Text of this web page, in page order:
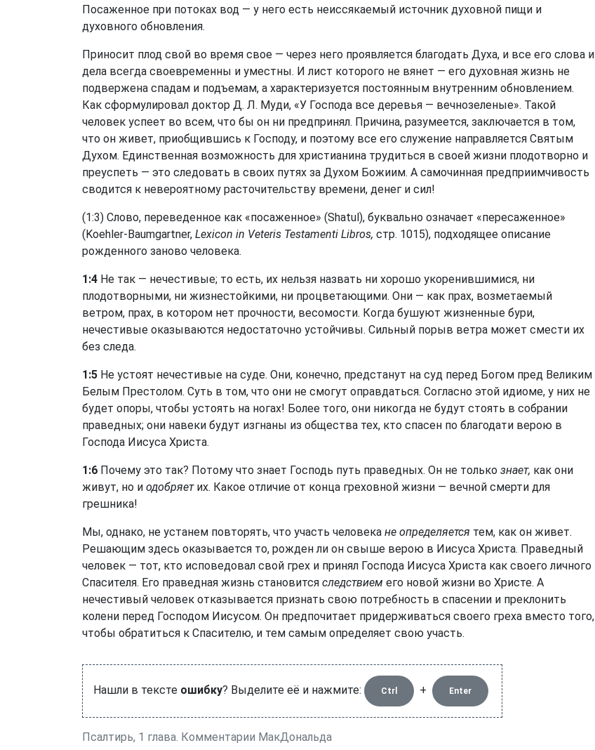
Посаженное при потоках вод — у него есть неиссякаемый источник духовной пищи и
духовного обновления.
Приносит плод свой во время свое — через него проявляется благодать Духа, и все его слова и
дела всегда своевременны и уместны. И лист которого не вянет — его духовная жизнь не
подвержена спадам и подъемам, а характеризуется постоянным внутренним обновлением.
Как сформулировал доктор Д. Л. Муди, «У Господа все деревья — вечнозеленые». Такой
человек успеет во всем, что бы он ни предпринял. Причина, разумеется, заключается в том,
что он живет, приобщившись к Господу, и поэтому все его служение направляется Святым
Духом. Единственная возможность для христианина трудиться в своей жизни плодотворно и
преуспеть — это следовать в своих путях за Духом Божиим. А самочинная предприимчивость
сводится к невероятному расточительству времени, денег и сил!
(1:3) Слово, переведенное как «посаженное» (Shatul), буквально означает «пересаженное»
(Koehler-Baumgartner, Lexicon in Veteris Testamenti Libros, стр. 1015), подходящее описание
рожденного заново человека.
1:4 Не так — нечестивые; то есть, их нельзя назвать ни хорошо укоренившимися, ни
плодотворными, ни жизнестойкими, ни процветающими. Они — как прах, возметаемый
ветром, прах, в котором нет прочности, весомости. Когда бушуют жизненные бури,
нечестивые оказываются недостаточно устойчивы. Сильный порыв ветра может смести их
без следа.
1:5 Не устоят нечестивые на суде. Они, конечно, предстанут на суд перед Богом пред Великим
Белым Престолом. Суть в том, что они не смогут оправдаться. Согласно этой идиоме, у них не
будет опоры, чтобы устоять на ногах! Более того, они никогда не будут стоять в собрании
праведных; они навеки будут изгнаны из общества тех, кто спасен по благодати верою в
Господа Иисуса Христа.
1:6 Почему это так? Потому что знает Господь путь праведных. Он не только знает, как они
живут, но и одобряетих. Какое отличие от конца греховной жизни — вечной смерти для
грешника!
Мы, однако, не устанем повторять, что участь человека не определяется тем, как он живет.
Решающим здесь оказывается то, рожден ли он свыше верою в Иисуса Христа. Праведный
человек — тот, кто исповедовал свой грех и принял Господа Иисуса Христа как своего личного
Спасителя. Его праведная жизнь становится следствием его новой жизни во Христе. А
нечестивый человек отказывается признать свою потребность в спасении и преклонить
колени перед Господом Иисусом. Он предпочитает придерживаться своего греха вместо того,
чтобы обратиться к Спасителю, и тем самым определяет свою участь.
Нашли в тексте ошибку? Выделите её и нажмите: Ctrl + Enter
Псалтирь, 1 глава. Комментарии МакДональда